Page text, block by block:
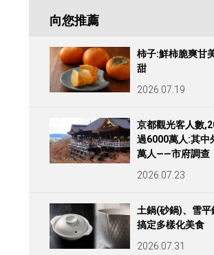
向您推薦
柿子:鮮柿脆爽甘
甜
2026.07.19
京都觀光客人數
過6000萬人:其中
萬人——市府調查
2026.07.23
土鍋(砂鍋)、雪
搞定多樣化美食
2026.07.31